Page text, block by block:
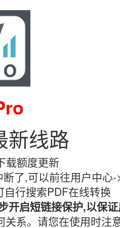
新线路
载额度更新
了,可以前往用户中心
行搜索PDF在线转换
开启短链接保护,以保
系。请您在使用时注